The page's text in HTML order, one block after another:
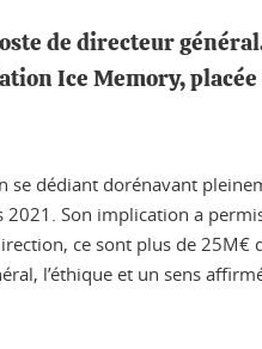
de directeur
Ice Memory, placée
se dédiant dorénavant
Son implication a
ce sont plus de 25M€
l’éthique et un sens